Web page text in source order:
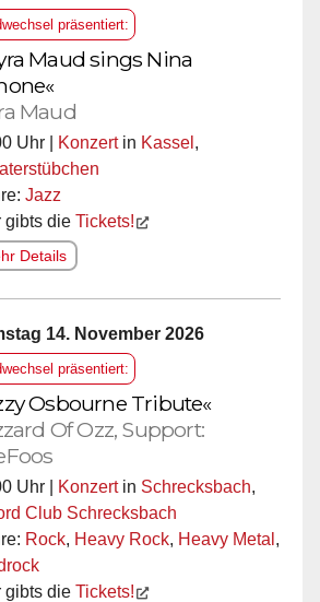
präsentiert:
Maud sings Nina
Maud
Uhr | Konzertin Kassel ,
Jazz
gibts die Tickets!
Details
14. November 2026
präsentiert:
Osbourne Tribute«
Of Ozz, Support:
Uhr | Konzertin Schrecksbach,
Club Schrecksbach
Rock, Heavy Rock, Heavy Metal ,
gibts die Tickets!